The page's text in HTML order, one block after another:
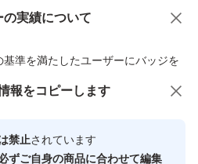
の実績について
準を満たしたユーザーにバッジを
心・安全なユーザーです
商品への質問
報をコピーします
禁止されています
ずご自身の商品に合わせて編集
ススメ